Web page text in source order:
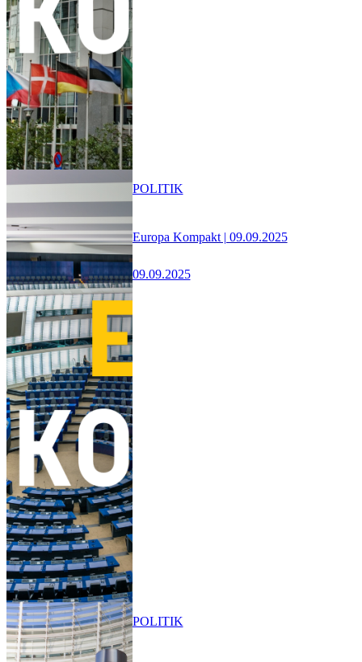
Europa Kompakt | 09.09.2025
09.09.2025
POLITIK
POLITIK